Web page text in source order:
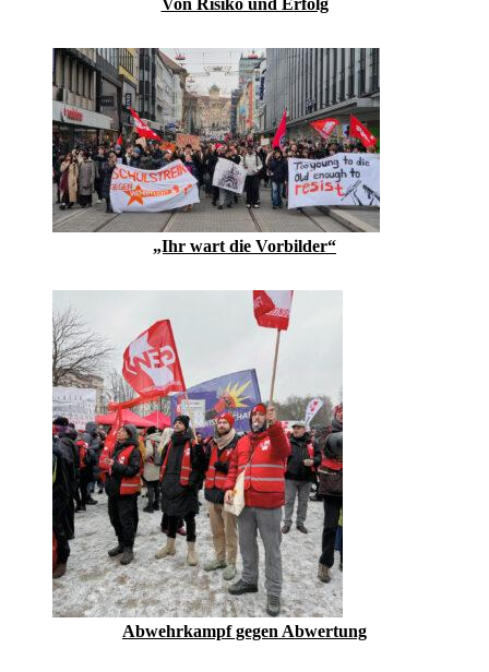
„Ihr wart die Vorbilder“
Abwehrkampf gegen Abwertung